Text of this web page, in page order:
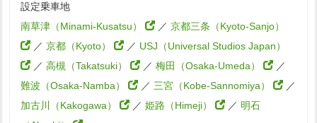
設定乗車地
南草津（Minami-Kusatsu）
／ 京都三条（Kyoto-Sanjo）
／ 京都（Kyoto） ／ USJ（Universal Studios Japan）
／ 高槻（Takatsuki） ／ 梅田（Osaka-Umeda）
／
難波（Osaka-Namba）
／ 三宮（Kobe-Sannomiya）
／
加古川（Kakogawa）
／ 姫路（Himeji） ／ 明石